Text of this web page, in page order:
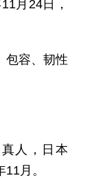
月24日，
包容、韧性
人，日本
月。